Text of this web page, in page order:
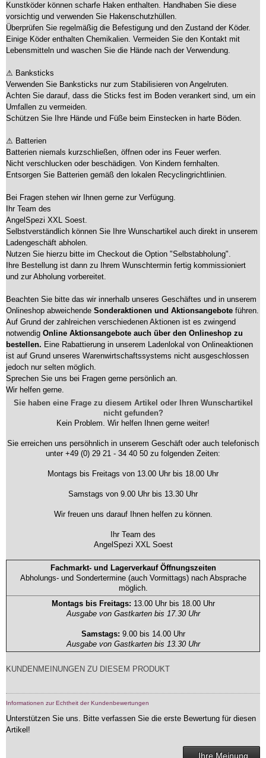
Kunstköder können scharfe Haken enthalten. Handhaben Sie diese
vorsichtig und verwenden Sie Hakenschutzhüllen.
Überprüfen Sie regelmäßig die Befestigung und den Zustand der Köder.
Einige Köder enthalten Chemikalien. Vermeiden Sie den Kontakt mit
Lebensmitteln und waschen Sie die Hände nach der Verwendung.
⚠ Banksticks
Verwenden Sie Banksticks nur zum Stabilisieren von Angelruten.
Achten Sie darauf, dass die Sticks fest im Boden verankert sind, um ein
Umfallen zu vermeiden.
Schützen Sie Ihre Hände und Füße beim Einstecken in harte Böden.
⚠ Batterien
Batterien niemals kurzschließen, öffnen oder ins Feuer werfen.
Nicht verschlucken oder beschädigen. Von Kindern fernhalten.
Entsorgen Sie Batterien gemäß den lokalen Recyclingrichtlinien.
Bei Fragen stehen wir Ihnen gerne zur Verfügung.
Ihr Team des
AngelSpezi XXL Soest.
Selbstverständlich können Sie Ihre Wunschartikel auch direkt in unserem
Ladengeschäft abholen.
Nutzen Sie hierzu bitte im Checkout die Option "Selbstabholung".
Ihre Bestellung ist dann zu Ihrem Wunschtermin fertig kommissioniert
und zur Abholung vorbereitet.
Beachten Sie bitte das wir innerhalb unseres Geschäftes und in unserem
Onlineshop abweichende Sonderaktionen und Aktionsangebote führen.
Auf Grund der zahlreichen verschiedenen Aktionen ist es zwingend
notwendig Online Aktionsangebote auch über den Onlineshop zu
bestellen. Eine Rabattierung in unserem Ladenlokal von Onlineaktionen
ist auf Grund unseres Warenwirtschaftssystems nicht ausgeschlossen
jedoch nur selten möglich.
Sprechen Sie uns bei Fragen gerne persönlich an.
Wir helfen gerne.
Sie haben eine Frage zu diesem Artikel oder Ihren Wunschartikel
nicht gefunden?
Kein Problem. Wir helfen Ihnen gerne weiter!
Sie erreichen uns persöhnlich in unserem Geschäft oder auch telefonisch
unter +49 (0) 29 21 - 34 40 50 zu folgenden Zeiten:
Montags bis Freitags von 13.00 Uhr bis 18.00 Uhr
Samstags von 9.00 Uhr bis 13.30 Uhr
Wir freuen uns darauf Ihnen helfen zu können.
Ihr Team des
AngelSpezi XXL Soest
Fachmarkt- und Lagerverkauf Öffnungszeiten
Abholungs- und Sondertermine (auch Vormittags) nach Absprache
möglich.
Montags bis Freitags: 13.00 Uhr bis 18.00 Uhr
Ausgabe von Gastkarten bis 17.30 Uhr
Samstags: 9.00 bis 14.00 Uhr
Ausgabe von Gastkarten bis 13.30 Uhr
KUNDENMEINUNGEN ZU DIESEM PRODUKT
Informationen zur Echtheit der Kundenbewertungen
Unterstützen Sie uns. Bitte verfassen Sie die erste Bewertung für diesen
Artikel!
Ihre Meinung